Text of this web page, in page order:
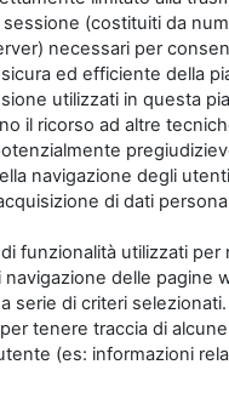
(costituiti da
necessari per
ed efficiente della
utilizzati in questa
il ricorso ad altre
navigazione degli
di dati
funzionalità utilizzati per
navigazione delle pagine
serie di criteri
tenere traccia di
(es: informazioni